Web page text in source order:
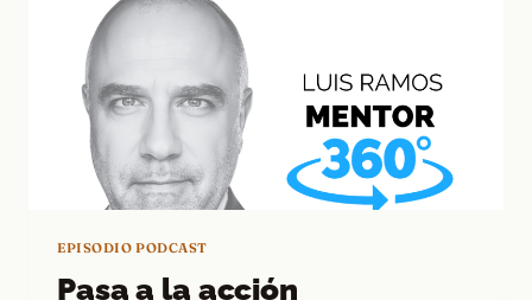
EPISODIO PODCAST
Pasa a la acción